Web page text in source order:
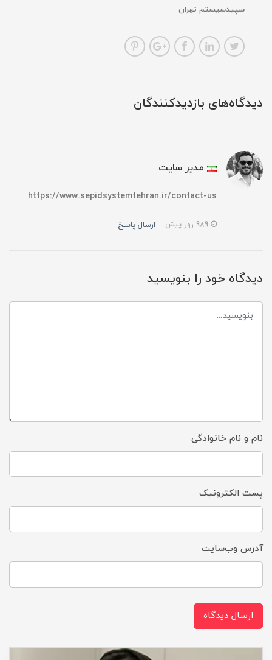
سپیدسیستم تهران
دیدگاه‌های بازدیدکنندگان
مدیر سایت
https://www.sepidsystemtehran.ir/contact-us
ارسال پاسخ
دیدگاه خود را بنویسید
نام و نام خانوادگی
پست الکترونیک
آدرس وب‌سایت
ارسال دیدگاه